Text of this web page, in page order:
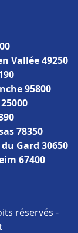
Vallée 49250
95800
78350
Gard 30650
67400
réservés -